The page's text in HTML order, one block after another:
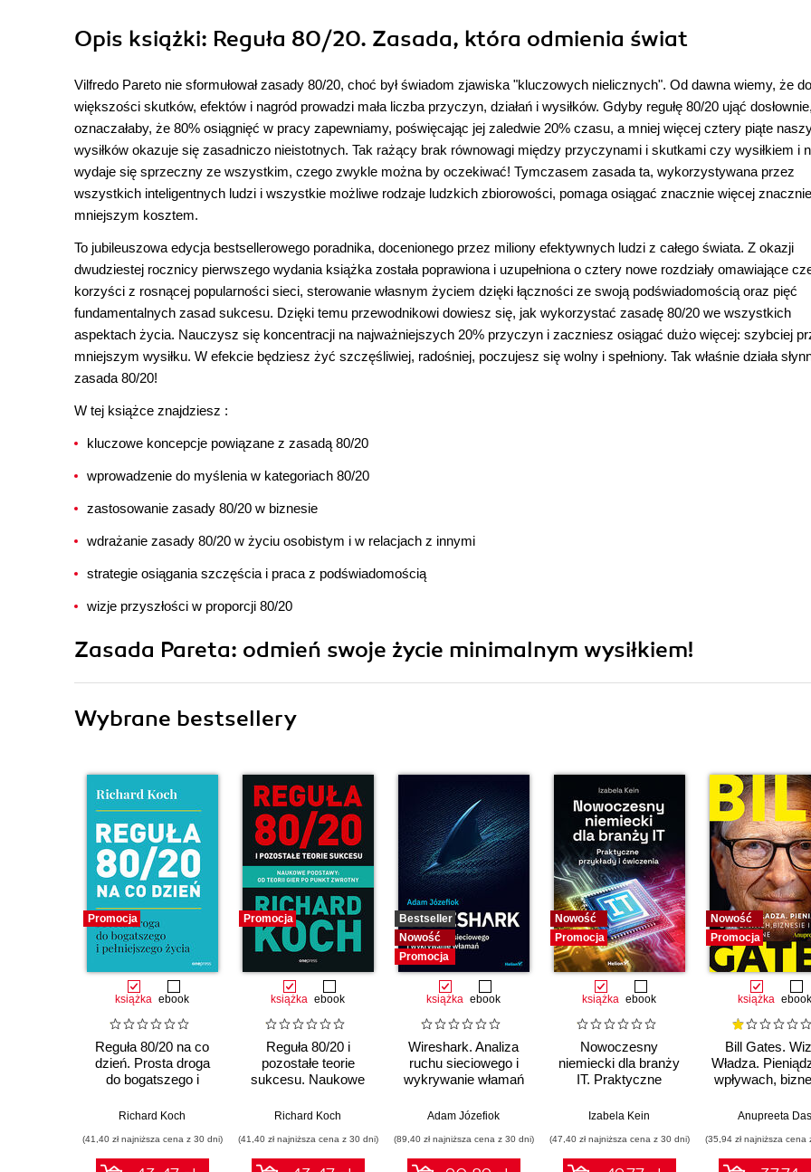
Opis książki: Reguła 80/20. Zasada, która odmienia świat
Vilfredo Pareto nie sformułował zasady 80/20, choć był świadom zjawiska "kluczowych nielicznych". Od dawna wiemy, że do
większości skutków, efektów i nagród prowadzi mała liczba przyczyn, działań i wysiłków. Gdyby regułę 80/20 ująć dosłownie,
oznaczałaby, że 80% osiągnięć w pracy zapewniamy, poświęcając jej zaledwie 20% czasu, a mniej więcej cztery piąte
wysiłków okazuje się zasadniczo nieistotnych. Tak rażący brak równowagi między przyczynami i skutkami czy wysiłkiem i
wydaje się sprzeczny ze wszystkim, czego zwykle można by oczekiwać! Tymczasem zasada ta, wykorzystywana przez
wszystkich inteligentnych ludzi i wszystkie możliwe rodzaje ludzkich zbiorowości, pomaga osiągać znacznie więcej znacznie
mniejszym kosztem.
To jubileuszowa edycja bestsellerowego poradnika, docenionego przez miliony efektywnych ludzi z całego świata. Z okazji
dwudziestej rocznicy pierwszego wydania książka została poprawiona i uzupełniona o cztery nowe rozdziały omawiające
korzyści z rosnącej popularności sieci, sterowanie własnym życiem dzięki łączności ze swoją podświadomością oraz pięć
fundamentalnych zasad sukcesu. Dzięki temu przewodnikowi dowiesz się, jak wykorzystać zasadę 80/20 we wszystkich
aspektach życia. Nauczysz się koncentracji na najważniejszych 20% przyczyn i zaczniesz osiągać dużo więcej: szybciej
mniejszym wysiłku. W efekcie będziesz żyć szczęśliwiej, radośniej, poczujesz się wolny i spełniony. Tak właśnie działa
zasada 80/20!
W tej książce znajdziesz :
kluczowe koncepcje powiązane z zasadą 80/20
wprowadzenie do myślenia w kategoriach 80/20
zastosowanie zasady 80/20 w biznesie
wdrażanie zasady 80/20 w życiu osobistym i w relacjach z innymi
strategie osiągania szczęścia i praca z podświadomością
wizje przyszłości w proporcji 80/20
Zasada Pareta: odmień swoje życie minimalnym wysiłkiem!
Wybrane bestsellery
Promocja
książka ebook
Reguła 80/20 na co
dzień. Prosta droga
do bogatszego i
Richard Koch
(41,40 zł najniższa cena z 30 dni)
Promocja
książka ebook
Reguła 80/20 i
pozostałe teorie
sukcesu. Naukowe
gier po punkt zwrotny
Richard Koch
(41,40 zł najniższa cena z 30 dni)
Bestseller
Nowość
Promocja
książka ebook
Wireshark. Analiza
ruchu sieciowego i
wykrywanie włamań
Adam Józefiok
(89,40 zł najniższa cena z 30 dni)
Nowość
Promocja
książka ebook
Nowoczesny
niemiecki dla branży
IT. Praktyczne
Izabela Kein
(47,40 zł najniższa cena z 30 dni)
Nowość
Promocja
książka ebook
Bill Gates.
Władza.
wpływach,
Anupreeta Das
(35,94 zł najniższa cena